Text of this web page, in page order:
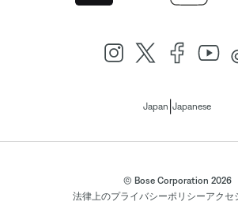
Japan Japanese
© Bose Corporation 2026
法律上のプライバシーポリシーアクセ